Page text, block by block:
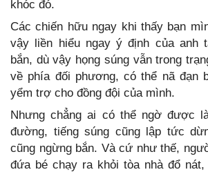
khóc đó.
Các chiến hữu ngay khi thấy bạn
vậy liền hiểu ngay ý định của anh
bắn, dù vậy họng súng vẫn trong
về phía đối phương, có thể nã đạn
yểm trợ cho đồng đội của mình.
Nhưng chẳng ai có thể ngờ được
đường, tiếng súng cũng lập tức
cũng ngừng bắn. Và cứ như thế,
đứa bé chạy ra khỏi tòa nhà đổ